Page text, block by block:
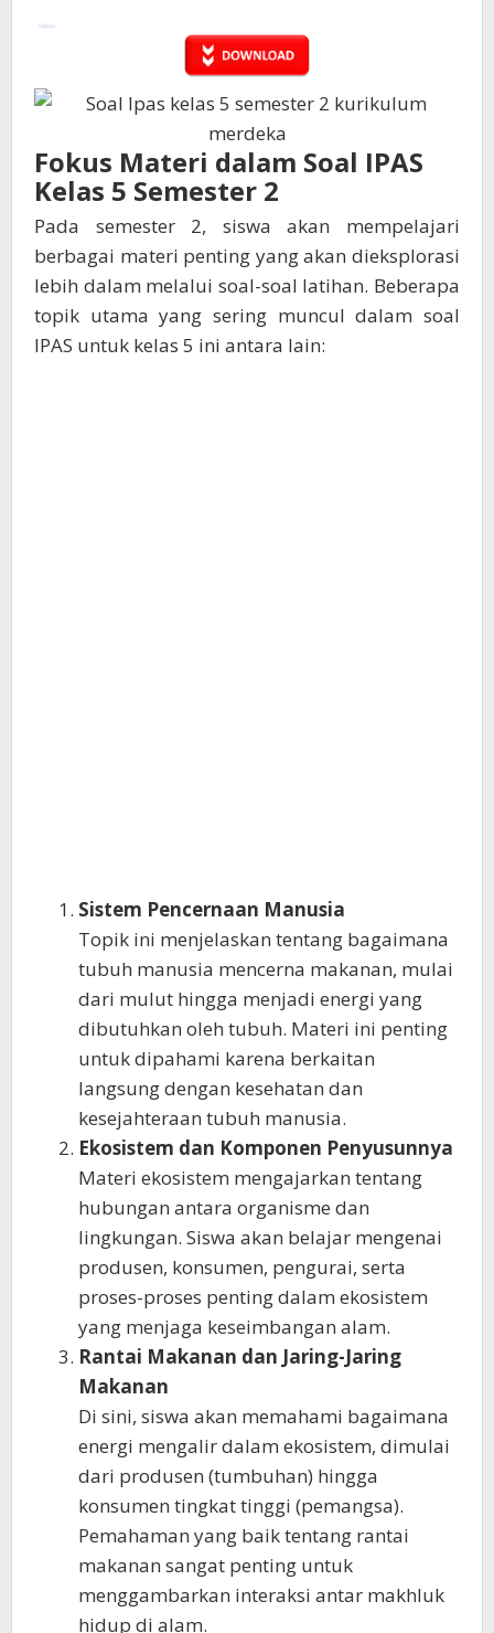
Fokus Materi dalam Soal IPAS
Kelas 5 Semester 2
Pada semester 2, siswa akan mempelajari
berbagai materi penting yang akan dieksplorasi
lebih dalam melalui soal-soal latihan. Beberapa
topik utama yang sering muncul dalam soal
IPAS untuk kelas 5 ini antara lain:
Sistem Pencernaan Manusia
Topik ini menjelaskan tentang bagaimana
tubuh manusia mencerna makanan, mulai
dari mulut hingga menjadi energi yang
dibutuhkan oleh tubuh. Materi ini penting
untuk dipahami karena berkaitan
langsung dengan kesehatan dan
kesejahteraan tubuh manusia.
Ekosistem dan Komponen Penyusunnya
Materi ekosistem mengajarkan tentang
hubungan antara organisme dan
lingkungan. Siswa akan belajar mengenai
produsen, konsumen, pengurai, serta
proses-proses penting dalam ekosistem
yang menjaga keseimbangan alam.
Rantai Makanan dan Jaring-Jaring
Makanan
Di sini, siswa akan memahami bagaimana
energi mengalir dalam ekosistem, dimulai
dari produsen (tumbuhan) hingga
konsumen tingkat tinggi (pemangsa).
Pemahaman yang baik tentang rantai
makanan sangat penting untuk
menggambarkan interaksi antar makhluk
hidup di alam.